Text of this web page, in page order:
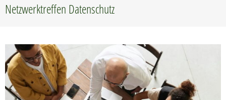
Netz­werktref­fen Datenschutz